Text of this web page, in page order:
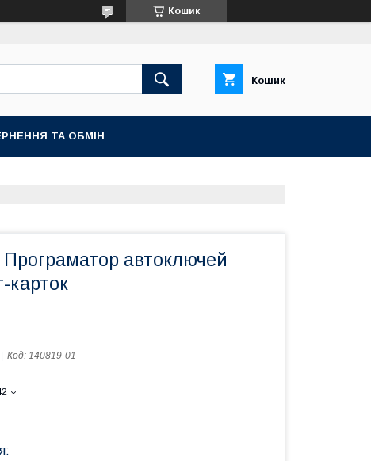
Кошик
Кошик
ТА ОБМІН
автоключей
карток
Код: 140819-01